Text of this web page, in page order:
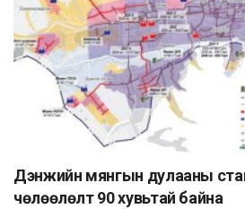
Дэнжийн мянгын дулааны
чөлөөлөлт 90 хувьтай байна